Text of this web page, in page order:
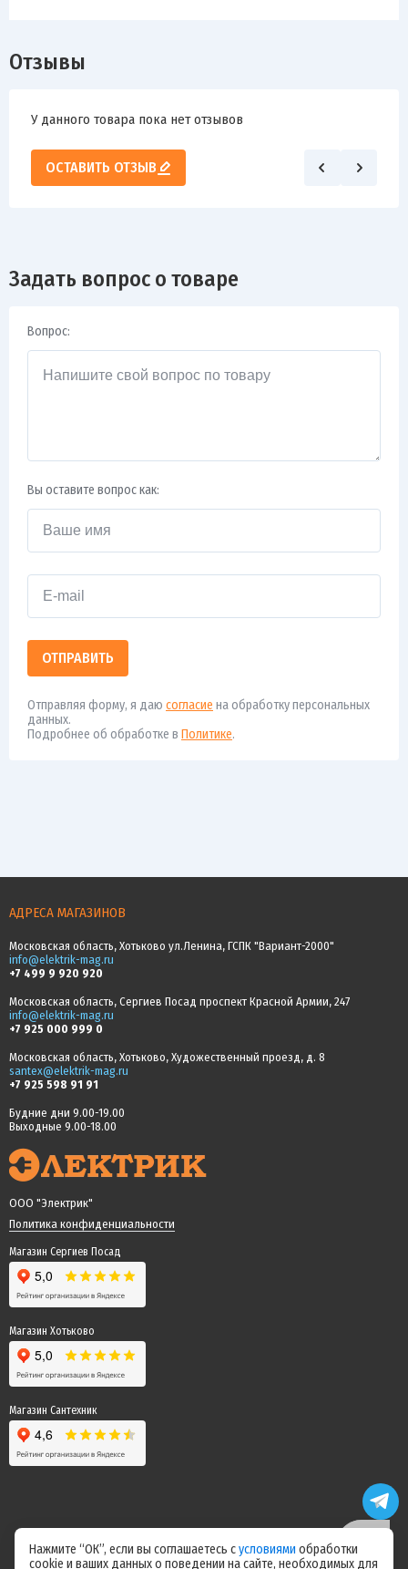
Отзывы
У данного товара пока нет отзывов
ОСТАВИТЬ ОТЗЫВ
Задать вопрос о товаре
Вопрос:
Вы оставите вопрос как:
ОТПРАВИТЬ
Отправляя форму, я даю согласие на обработку персональных
данных.
Подробнее об обработке в Политике.
АДРЕСА МАГАЗИНОВ
Московская область, Хотьково ул.Ленина, ГСПК "Вариант-2000"
info@elektrik-mag.ru
+7 499 9 920 920
Московская область, Сергиев Посад проспект Красной Армии, 247
info@elektrik-mag.ru
+7 925 000 999 0
Московская область, Хотьково, Художественный проезд, д. 8
santex@elektrik-mag.ru
+7 925 598 91 91
Будние дни 9.00-19.00
Выходные 9.00-18.00
ООО "Электрик"
Политика конфиденциальности
Магазин Сергиев Посад
Магазин Хотьково
Магазин Сантехник
Нажмите “ОК”, если вы соглашаетесь сусловиями обработки
cookie и ваших данных о поведении на сайте, необходимых для